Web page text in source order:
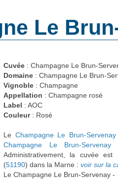
Le
Cuvée : Champagne Le Brun-
Domaine : Champagne Le Brun-
Vignoble : Champagne
Appellation : Champagne rosé
Label : AOC
Couleur: Rosé
Le Champagne Le Brun-
Champagne Le Brun-Servenay
Administrativement, la cuvée
(51190) dans la Marne : voir sur la
Le Champagne Le Brun-Servenay